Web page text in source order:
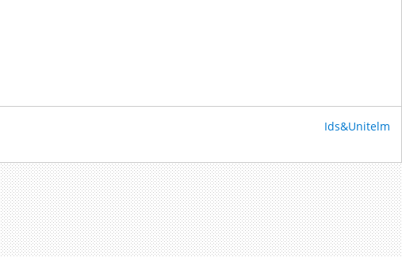
Ids&Unitelm